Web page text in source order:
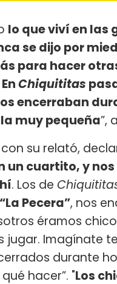
lo que viví en las
se dijo por
para hacer
EnChiquititas
encerraban
muy pequeña”,
su relató,
un cuartito, y
. Los de
“La Pecera”, nos
éramos
jugar. Imagínate
durante
hacer”. "Los